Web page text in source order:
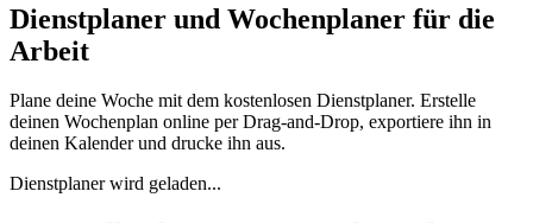
Dienstplaner und Wochenplaner für die
Arbeit
Plane deine Woche mit dem kostenlosen Dienstplaner. Erstelle
deinen Wochenplan online per Drag-and-Drop, exportiere ihn in
deinen Kalender und drucke ihn aus.
Dienstplaner wird geladen...